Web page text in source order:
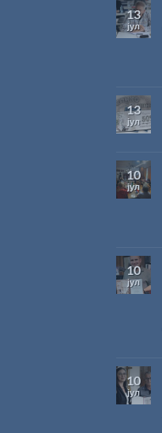
13
јул
13
јул
10
јул
10
јул
10
јул